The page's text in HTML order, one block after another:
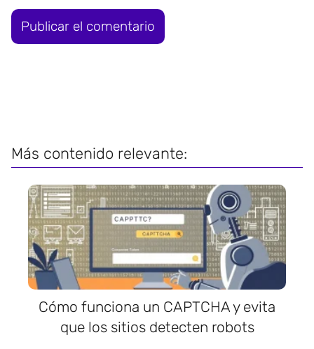
Más contenido relevante:
Cómo funciona un CAPTCHA y evita
que los sitios detecten robots